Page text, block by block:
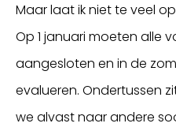
Maar laat ik niet te veel
Op 1 januari moeten alle
aangesloten en in de
evalueren. Ondertussen
we alvast naar andere